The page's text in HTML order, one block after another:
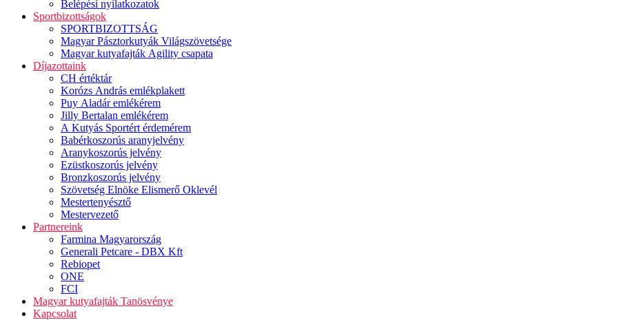
Belépési nyilatkozatok
Sportbizottságok
SPORTBIZOTTSÁG
Magyar Pásztorkutyák Világszövetsége
Magyar kutyafajták Agility csapata
Díjazottaink
CH értéktár
Korózs András emlékplakett
Puy Aladár emlékérem
Jilly Bertalan emlékérem
A Kutyás Sportért érdemérem
Babérkoszorús aranyjelvény
Aranykoszorús jelvény
Ezüstkoszorús jelvény
Bronzkoszorús jelvény
Szövetség Elnöke Elismerő Oklevél
Mestertenyésztő
Mestervezető
Partnereink
Farmina Magyarország
Generali Petcare - DBX Kft
Rebiopet
ONE
FCI
Magyar kutyafajták Tanösvénye
Kapcsolat